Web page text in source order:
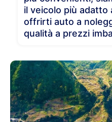
il veicolo più adatto
offrirti auto a
qualità a prezzi